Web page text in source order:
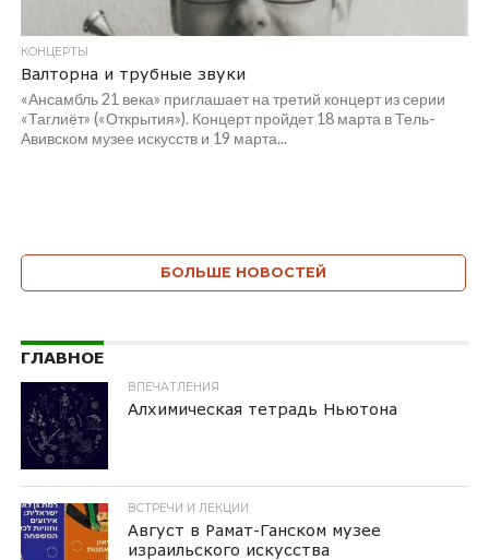
КОНЦЕРТЫ
Валторна и трубные звуки
«Ансамбль 21 века» приглашает на третий концерт из серии
«Таглиёт» («Открытия»). Концерт пройдет 18 марта в Тель-
Авивском музее искусств и 19 марта...
БОЛЬШЕ НОВОСТЕЙ
ГЛАВНОЕ
ВПЕЧАТЛЕНИЯ
Алхимическая тетрадь Ньютона
ВСТРЕЧИ И ЛЕКЦИИ
Август в Рамат-Ганском музее
израильского искусства